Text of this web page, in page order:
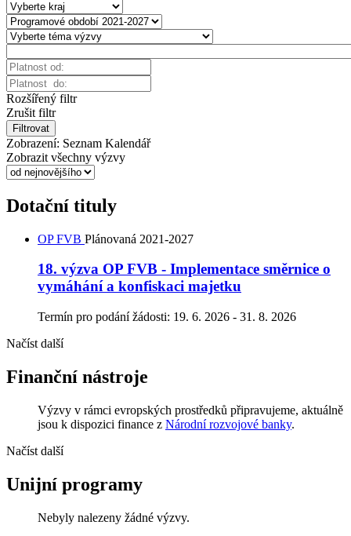
Rozšířený filtr
Zrušit filtr
Filtrovat
Zobrazení: Seznam Kalendář
Zobrazit všechny výzvy
Dotační tituly
OP FVB Plánovaná 2021-2027
18. výzva OP FVB - Implementace směrnice o
vymáhání a konfiskaci majetku
Termín pro podání žádosti: 19. 6. 2026 - 31. 8. 2026
Načíst další
Finanční nástroje
Výzvy v rámci evropských prostředků připravujeme, aktuálně
jsou k dispozici finance z Národní rozvojové banky.
Načíst další
Unijní programy
Nebyly nalezeny žádné výzvy.